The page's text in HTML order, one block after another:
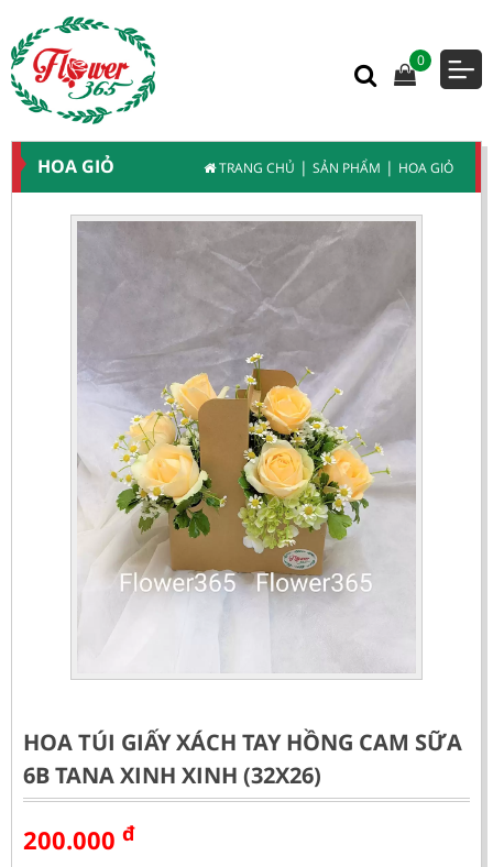
0
HOA GIỎ TRANG CHỦ | SẢN PHẨM | HOA GIỎ
HOA TÚI GIẤY XÁCH TAY HỒNG CAM SỮA
6B TANA XINH XINH (32X26)
200.000 đ